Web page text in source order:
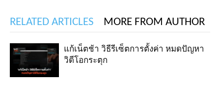
RELATED ARTICLES MORE FROM AUTHOR
แก้เน็ตช้า วิธีรีเซ็ตการตั้งค่า หมดปัญหา
วิดีโอกระตุก